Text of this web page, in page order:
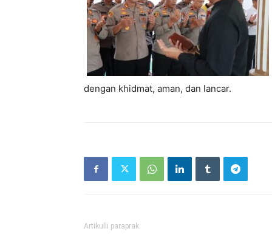
dengan khidmat, aman, dan lancar.
Artikulli paraprak